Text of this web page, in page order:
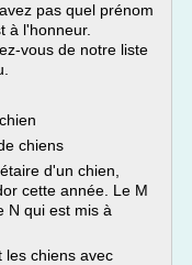
pas quel prénom
à l'honneur.
vous de notre liste
chiens
d'un chien,
cette année. Le M
N qui est mis à
les chiens avec